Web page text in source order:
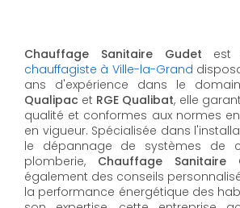
Chauffage Sanitaire Gudet est
chauffagiste à Ville-la-Grand
ans d'expérience dans le
Qualipac et RGE Qualibat, elle
qualité et conformes aux normes
en vigueur. Spécialisée dans
le dépannage de systèmes de
plomberie, Chauffage Sanitaire
également des conseils
la performance énergétique des